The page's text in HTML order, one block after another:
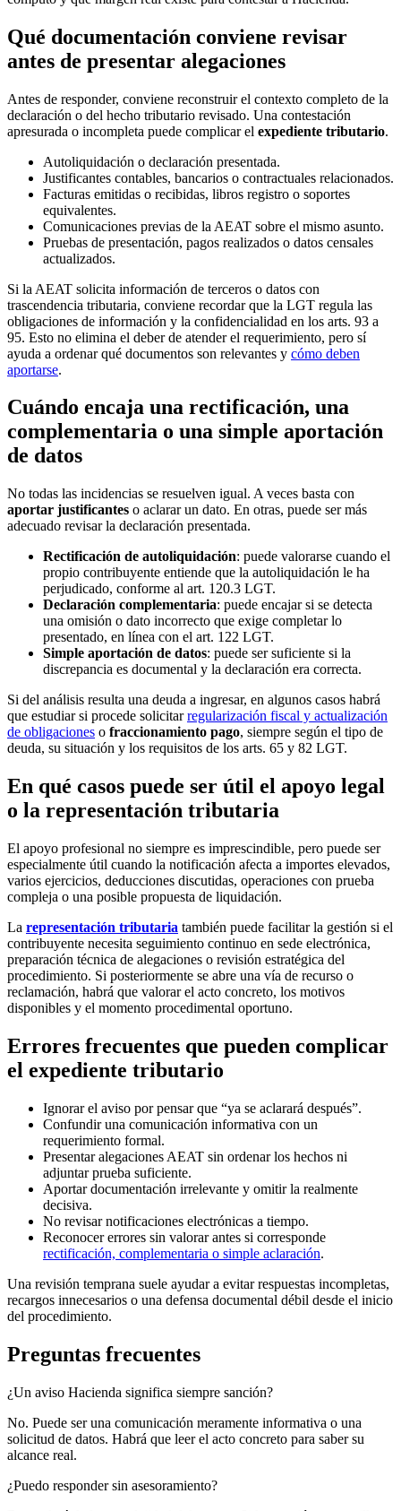
Qué documentación conviene revisar
antes de presentar alegaciones
Antes de responder, conviene reconstruir el contexto completo de la
declaración o del hecho tributario revisado. Una contestación
apresurada o incompleta puede complicar el expediente tributario.
Autoliquidación o declaración presentada.
Justificantes contables, bancarios o contractuales relacionados.
Facturas emitidas o recibidas, libros registro o soportes
equivalentes.
Comunicaciones previas de la AEAT sobre el mismo asunto.
Pruebas de presentación, pagos realizados o datos censales
actualizados.
Si la AEAT solicita información de terceros o datos con
trascendencia tributaria, conviene recordar que la LGT regula las
obligaciones de información y la confidencialidad en los arts. 93 a
95. Esto no elimina el deber de atender el requerimiento, pero sí
ayuda a ordenar qué documentos son relevantes y cómo deben
aportarse.
Cuándo encaja una rectificación, una
complementaria o una simple aportación
de datos
No todas las incidencias se resuelven igual. A veces basta con
aportar justificantes o aclarar un dato. En otras, puede ser más
adecuado revisar la declaración presentada.
Rectificación de autoliquidación: puede valorarse cuando el
propio contribuyente entiende que la autoliquidación le ha
perjudicado, conforme al art. 120.3 LGT.
Declaración complementaria: puede encajar si se detecta
una omisión o dato incorrecto que exige completar lo
presentado, en línea con el art. 122 LGT.
Simple aportación de datos: puede ser suficiente si la
discrepancia es documental y la declaración era correcta.
Si del análisis resulta una deuda a ingresar, en algunos casos habrá
que estudiar si procede solicitarregularización fiscal y actualización
de obligaciones o fraccionamiento pago, siempre según el tipo de
deuda, su situación y los requisitos de los arts. 65 y 82 LGT.
En qué casos puede ser útil el apoyo legal
o la representación tributaria
El apoyo profesional no siempre es imprescindible, pero puede ser
especialmente útil cuando la notificación afecta a importes elevados,
varios ejercicios, deducciones discutidas, operaciones con prueba
compleja o una posible propuesta de liquidación.
La representación tributaria también puede facilitar la gestión si el
contribuyente necesita seguimiento continuo en sede electrónica,
preparación técnica de alegaciones o revisión estratégica del
procedimiento. Si posteriormente se abre una vía de recurso o
reclamación, habrá que valorar el acto concreto, los motivos
disponibles y el momento procedimental oportuno.
Errores frecuentes que pueden complicar
el expediente tributario
Ignorar el aviso por pensar que “ya se aclarará después”.
Confundir una comunicación informativa con un
requerimiento formal.
Presentar alegaciones AEAT sin ordenar los hechos ni
adjuntar prueba suficiente.
Aportar documentación irrelevante y omitir la realmente
decisiva.
No revisar notificaciones electrónicas a tiempo.
Reconocer errores sin valorar antes si corresponde
rectificación, complementaria o simple aclaración.
Una revisión temprana suele ayudar a evitar respuestas incompletas,
recargos innecesarios o una defensa documental débil desde el inicio
del procedimiento.
Preguntas frecuentes
¿Un aviso Hacienda significa siempre sanción?
No. Puede ser una comunicación meramente informativa o una
solicitud de datos. Habrá que leer el acto concreto para saber su
alcance real.
¿Puedo responder sin asesoramiento?